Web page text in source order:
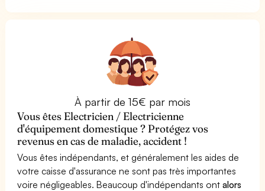
À partir de 15€ par mois
Vous êtes Electricien / Electricienne
d'équipement domestique ? Protégez vos
revenus en cas de maladie, accident !
Vous êtes indépendants, et généralement les aides de
votre caisse d'assurance ne sont pas très importantes
voire négligeables. Beaucoup d'indépendants ontalors